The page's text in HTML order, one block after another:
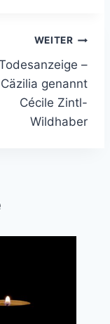
WEITER
–
Cäzilia genannt
Cécile Zintl-
Wildhaber